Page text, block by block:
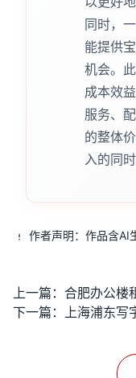
同时，
能提供
机会。
成本效
服务、
的整体
入的同
作者声明：作品含AI
上一篇：
下一篇： 上海浦东写